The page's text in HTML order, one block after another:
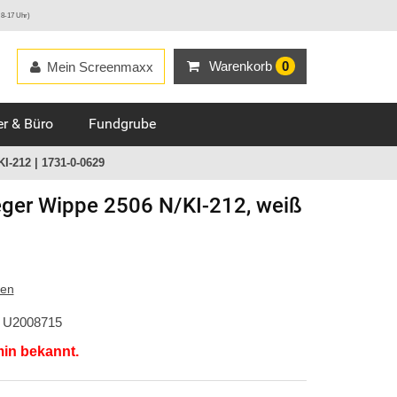
17 Uhr)
Warenkorb 0
Mein Screenmaxx
& Büro Fundgrube
212 | 1731-0-0629
Wippe 2506 N/KI-212, weiß
U2008715
bekannt.